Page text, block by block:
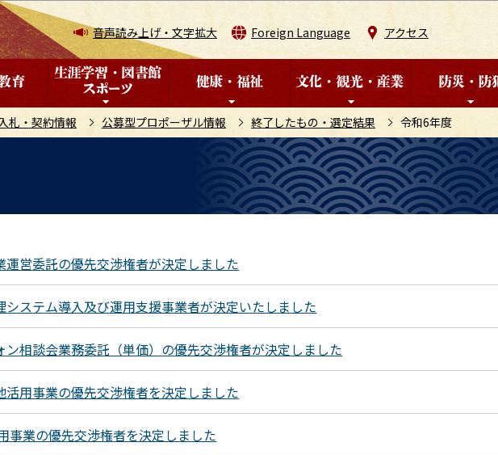
音声読み上げ・文字拡大 Foreign Language アクセス
札・契約情報 公募型プロポーザル情報 終了したもの・選定結果 令和6年度
営委託の優先交渉権者が決定しました
ステム導入及び運用支援事業者が決定いたしました
相談会業務委託（単価）の優先交渉権者が決定しました
用事業の優先交渉権者を決定しました
事業の優先交渉権者を決定しました